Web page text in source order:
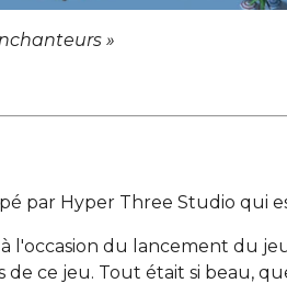
»
par Hyper Three Studio qui
l'occasion du lancement du
ce jeu. Tout était si beau,